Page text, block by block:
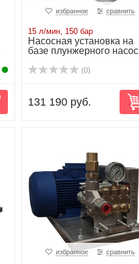
избранное сравнить
15 л/мин, 150 бар
Насосная установка на
базе плунжерного
(0)
131 190 руб.
избранное сравнить